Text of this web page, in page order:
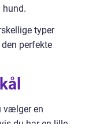
hund.
typer
perfekte
vælger en